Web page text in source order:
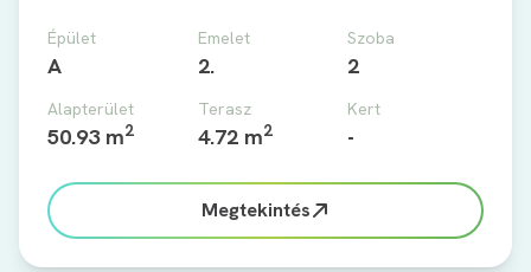
Épület
A
Emelet
2.
Szoba
2
Alapterület
50.93 m2
Terasz
4.72 m2
Kert
-
Megtekintés